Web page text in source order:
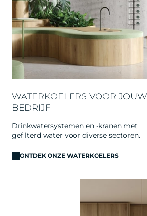
WATERKOELERS VOOR JOUW
BEDRIJF
Drinkwatersystemen en -kranen met
gefilterd water voor diverse sectoren.
ONTDEK ONZE WATERKOELERS